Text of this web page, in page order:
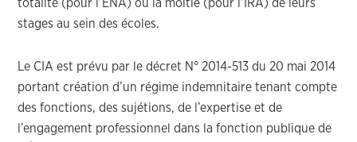
totalité (pour l’ENA) ou la moitié (pour l’IRA) de leurs
stages au sein des écoles.
Le CIA est prévu par le décret N° 2014-513 du 20 mai 2014
portant création d’un régime indemnitaire tenant compte
des fonctions, des sujétions, de l’expertise et de
l’engagement professionnel dans la fonction publique de